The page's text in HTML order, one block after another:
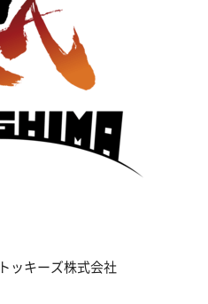
ッキーズ株式会社